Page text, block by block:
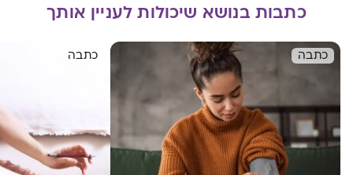
כתבות בנושא שיכולות לעניין אותך
כתבה כתבה